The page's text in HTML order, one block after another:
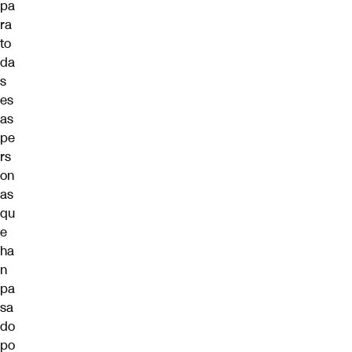
pa
ra
to
da
s
es
as
pe
rs
on
as
qu
e
ha
n
pa
sa
do
po